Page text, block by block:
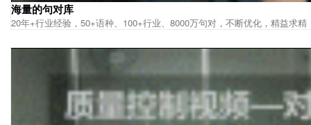
海量的句对库
20年+行业经验，50+语种、100+行业、8000万句对，不断优化，精益求精